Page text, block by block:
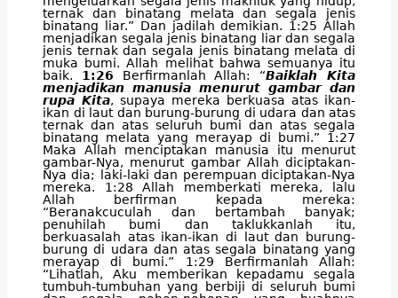
ternak dan binatang melata dan segala jenis
binatang liar.” Dan jadilah demikian. 1:25 Allah
menjadikan segala jenis binatang liar dan segala
jenis ternak dan segala jenis binatang melata di
muka bumi. Allah melihat bahwa semuanya itu
baik. 1:26 Berfirmanlah Allah: “Baiklah Kita
menjadikan manusia menurut gambar dan
rupa Kita, supaya mereka berkuasa atas ikan-
ikan di laut dan burung-burung di udara dan atas
ternak dan atas seluruh bumi dan atas segala
binatang melata yang merayap di bumi.” 1:27
Maka Allah menciptakan manusia itu menurut
gambar-Nya, menurut gambar Allah diciptakan-
Nya dia; laki-laki dan perempuan diciptakan-Nya
mereka. 1:28 Allah memberkati mereka, lalu
Allah berfirman kepada mereka:
“Beranakcuculah dan bertambah banyak;
penuhilah bumi dan taklukkanlah itu,
berkuasalah atas ikan-ikan di laut dan burung-
burung di udara dan atas segala binatang yang
merayap di bumi.” 1:29 Berfirmanlah Allah:
“Lihatlah, Aku memberikan kepadamu segala
tumbuh-tumbuhan yang berbiji di seluruh bumi